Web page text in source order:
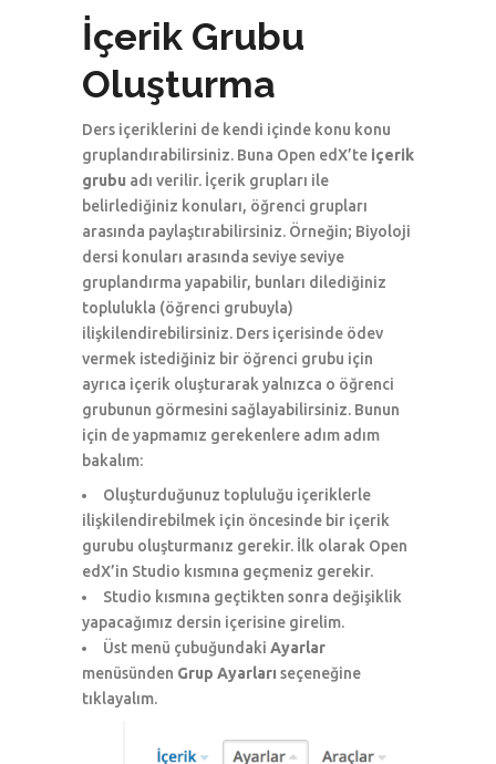
İçerik Grubu
Oluşturma
Ders içeriklerini de kendi içinde konu konu
gruplandırabilirsiniz. Buna Open edX’te içerik
grubu adı verilir. İçerik grupları ile
belirlediğiniz konuları, öğrenci grupları
arasında paylaştırabilirsiniz. Örneğin; Biyoloji
dersi konuları arasında seviye seviye
gruplandırma yapabilir, bunları dilediğiniz
toplulukla (öğrenci grubuyla)
ilişkilendirebilirsiniz. Ders içerisinde ödev
vermek istediğiniz bir öğrenci grubu için
ayrıca içerik oluşturarak yalnızca o öğrenci
grubunun görmesini sağlayabilirsiniz. Bunun
için de yapmamız gerekenlere adım adım
bakalım:
Oluşturduğunuz topluluğu içeriklerle
ilişkilendirebilmek için öncesinde bir içerik
gurubu oluşturmanız gerekir. İlk olarak Open
edX’in Studio kısmına geçmeniz gerekir.
Studio kısmına geçtikten sonra değişiklik
yapacağımız dersin içerisine girelim.
Üst menü çubuğundaki Ayarlar
menüsünden Grup Ayarları seçeneğine
tıklayalım.